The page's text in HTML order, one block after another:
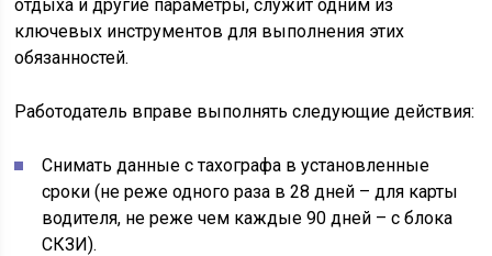
отдыха и другие параметры, служит одним из
ключевых инструментов для выполнения этих
обязанностей.
Работодатель вправе выполнять следующие действия:
Снимать данные с тахографа в установленные
сроки (не реже одного раза в 28 дней – для карты
водителя, не реже чем каждые 90 дней – с блока
СКЗИ).